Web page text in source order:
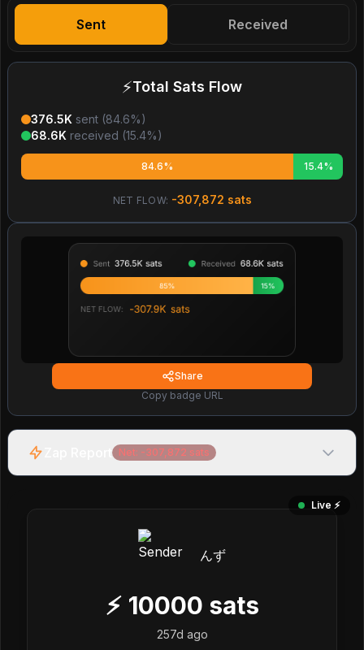
Sent Received
⚡Total Sats Flow
376.5K sent (84.6%)
68.6K received (15.4%)
84.6% 15.4%
NET FLOW: -307,872 sats
Share
Copy badge URL
Net: -307,872 sats
Live ⚡️
んず
⚡ 10000 sats
257d ago